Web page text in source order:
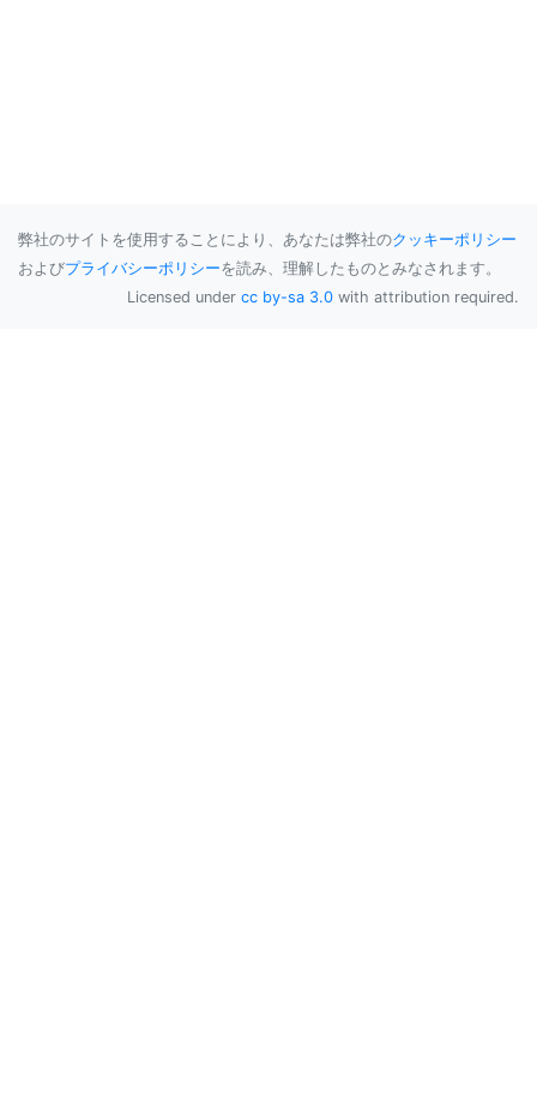
弊社のサイトを使用することにより、あなたは弊社のクッキーポリシー
およびプライバシーポリシーを読み、理解したものとみなされます。
Licensed under cc by-sa 3.0 with attribution required.